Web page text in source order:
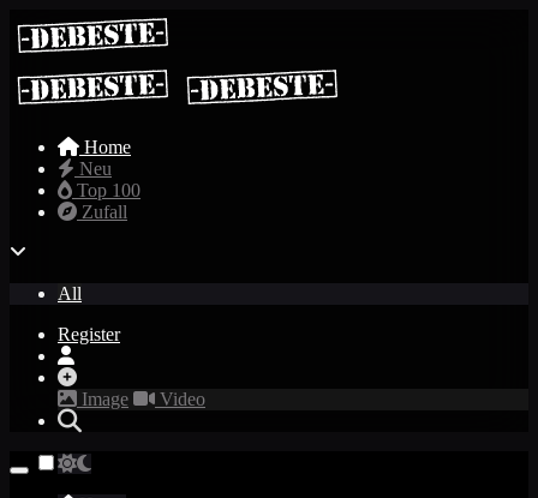
Home
Neu
Top 100
Zufall
All
Register
Image Video